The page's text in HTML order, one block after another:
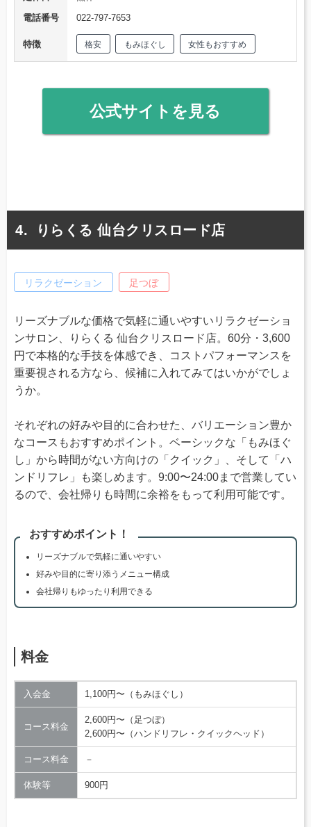
電話番号
022-797-7653
特徴 格安 もみほぐし 女性もおすすめ
公式サイトを見る
りらくる 仙台クリスロード店
リラクゼーション 足つぼ
リーズナブルな価格で気軽に通いやすいリラクゼーショ
ンサロン、りらくる 仙台クリスロード店。60分・3,600
円で本格的な手技を体感でき、コストパフォーマンスを
重要視される方なら、候補に入れてみてはいかがでしょ
うか。
それぞれの好みや目的に合わせた、バリエーション豊か
なコースもおすすめポイント。ベーシックな「もみほぐ
し」から時間がない方向けの「クイック」、そして「ハ
ンドリフレ」も楽しめます。9:00〜24:00まで営業してい
るので、会社帰りも時間に余裕をもって利用可能です。
おすすめポイント！
リーズナブルで気軽に通いやすい
好みや目的に寄り添うメニュー構成
会社帰りもゆったり利用できる
料金
入会金 1,100円〜（もみほぐし）
コース料金
2,600円〜（足つぼ）
2,600円〜（ハンドリフレ・クイックヘッド）
コース料金 －
体験等 900円